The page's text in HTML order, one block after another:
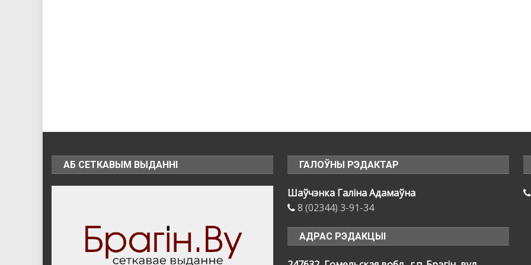
АБ СЕТКАВЫМ ВЫДАННІ ГАЛОЎНЫ РЭДАКТАР
Шаўчэнка Галіна Адамаўна
8 (02344) 3-91-34
АДРАС РЭДАКЦЫІ